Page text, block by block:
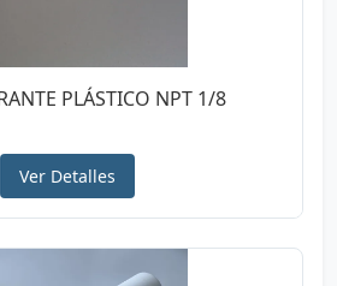
PLÁSTICO NPT 1/8
Ver Detalles